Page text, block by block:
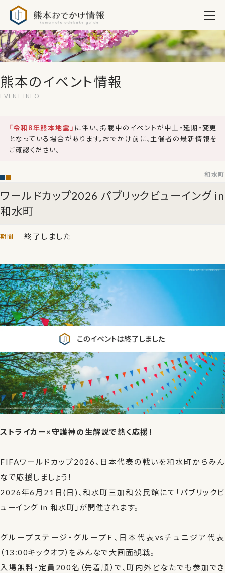
熊本のイベント情報
「令和8年熊本地震」 に伴い、掲載中のイベントが中止・延期・変更
となっている場合があります。おでかけ前に、主催者の最新情報を
ご確認ください。
ワールドカップ2026 パブリックビューイング in
和水町
和水町
終了しました
ストライカー×守護神の生解説で熱く応援！
FIFAワールドカップ2026、日本代表の戦いを和水町からみん
なで応援しましょう！
2026年6月21日(日)、和水町三加和公民館にて「パブリックビ
ューイング in 和水町」が開催されます。
グループステージ・グループF、日本代表vsチュニジア代表
（13:00キックオフ）をみんなで大画面観戦。
入場無料・定員200名（先着順）で、町内外どなたでも参加でき